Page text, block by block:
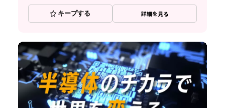
キープする 詳細を見る